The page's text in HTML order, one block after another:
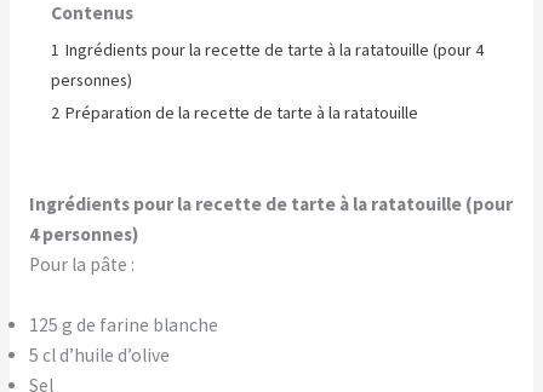
Contenus
1 Ingrédients pour la recette de tarte à la ratatouille (pour 4
personnes)
2 Préparation de la recette de tarte à la ratatouille
Ingrédients pour la recette de tarte à la ratatouille (pour
4 personnes)
Pour la pâte :
125 g de farine blanche
5 cl d’huile d’olive
Sel